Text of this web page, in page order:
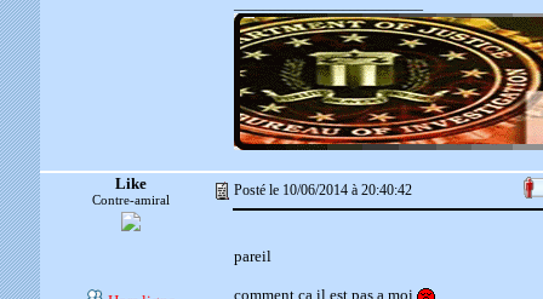
Like
Contre-amiral
Posté le 10/06/2014 à 20:40:42
pareil
comment ca il est pas a moi